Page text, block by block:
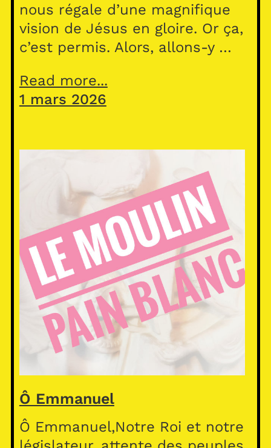
nous régale d’une magnifique
vision de Jésus en gloire. Or ça,
c’est permis. Alors, allons-y …
Read more...
1 mars 2026
Ô Emmanuel
Ô Emmanuel,Notre Roi et notre